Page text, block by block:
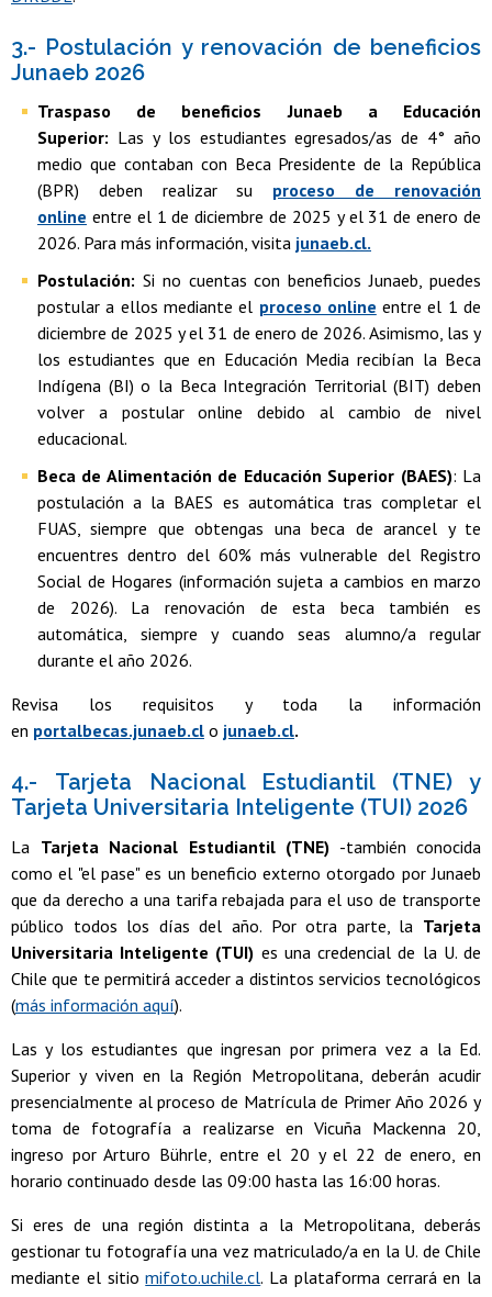
3.- Postulación y renovación de beneficios
Junaeb 2026
Traspaso de beneficios Junaeb a Educación
Superior: Las y los estudiantes egresados/as de 4° año
medio que contaban con Beca Presidente de la República
(BPR) deben realizar su proceso de renovación
online entre el 1 de diciembre de 2025 y el 31 de enero de
2026. Para más información, visita junaeb.cl.
Postulación: Si no cuentas con beneficios Junaeb, puedes
postular a ellos mediante el proceso online entre el 1 de
diciembre de 2025 y el 31 de enero de 2026. Asimismo, las y
los estudiantes que en Educación Media recibían la Beca
Indígena (BI) o la Beca Integración Territorial (BIT) deben
volver a postular online debido al cambio de nivel
educacional.
Beca de Alimentación de Educación Superior (BAES): La
postulación a la BAES es automática tras completar el
FUAS, siempre que obtengas una beca de arancel y te
encuentres dentro del 60% más vulnerable del Registro
Social de Hogares (información sujeta a cambios en marzo
de 2026). La renovación de esta beca también es
automática, siempre y cuando seas alumno/a regular
durante el año 2026.
Revisa los requisitos y toda la información
en portalbecas.junaeb.cl o junaeb.cl.
4.- Tarjeta Nacional Estudiantil (TNE) y
Tarjeta Universitaria Inteligente (TUI) 2026
La Tarjeta Nacional Estudiantil (TNE) -también conocida
como el "el pase" es un beneficio externo otorgado por Junaeb
que da derecho a una tarifa rebajada para el uso de transporte
público todos los días del año. Por otra parte, la Tarjeta
Universitaria Inteligente (TUI) es una credencial de la U. de
Chile que te permitirá acceder a distintos servicios tecnológicos
(más información aquí).
Las y los estudiantes que ingresan por primera vez a la Ed.
Superior y viven en la Región Metropolitana, deberán acudir
presencialmente al proceso de Matrícula de Primer Año 2026 y
toma de fotografía a realizarse en Vicuña Mackenna 20,
ingreso por Arturo Bührle, entre el 20 y el 22 de enero, en
horario continuado desde las 09:00 hasta las 16:00 horas.
Si eres de una región distinta a la Metropolitana, deberás
gestionar tu fotografía una vez matriculado/a en la U. de Chile
mediante el sitiomifoto.uchile.cl. La plataforma cerrará en la